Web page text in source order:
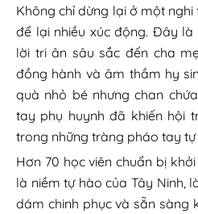
Không chỉ dừng lại ở một nghi
để lại nhiều xúc động. Đây
lời tri ân sâu sắc đến cha
đồng hành và âm thầm hy
quà nhỏ bé nhưng chan
tay phụ huynh đã khiến hội
trong những tràng pháo tay
Hơn 70 học viên chuẩn bị
là niềm tự hào của Tây Ninh,
dám chinh phục và sẵn sàng